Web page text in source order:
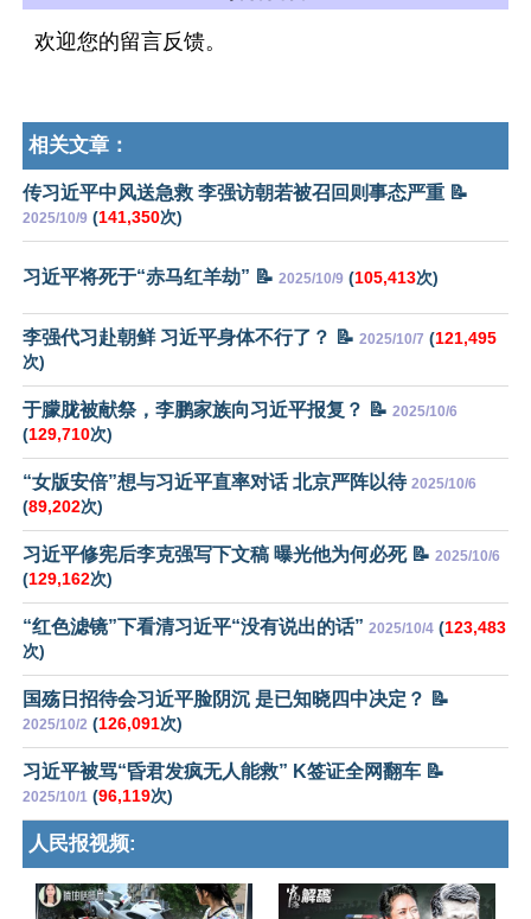
欢迎您的留言反馈。
相关文章：
传习近平中风送急救 李强访朝若被召回则事态严重 📝
2025/10/9 (141,350次)
习近平将死于“赤马红羊劫” 📝 2025/10/9 (105,413次)
李强代习赴朝鲜 习近平身体不行了？ 📝 2025/10/7 (121,495
次)
于朦胧被献祭，李鹏家族向习近平报复？ 📝 2025/10/6
(129,710次)
“女版安倍”想与习近平直率对话 北京严阵以待 2025/10/6
(89,202次)
习近平修宪后李克强写下文稿 曝光他为何必死 📝 2025/10/6
(129,162次)
“红色滤镜”下看清习近平“没有说出的话” 2025/10/4 (123,483
次)
国殇日招待会习近平脸阴沉 是已知晓四中决定？ 📝
2025/10/2 (126,091次)
习近平被骂“昏君发疯无人能救” K签证全网翻车 📝
2025/10/1 (96,119次)
人民报视频: